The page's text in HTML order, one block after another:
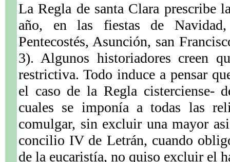
La Regla de santa Clara prescribe
año, en las fiestas de Navidad,
Pentecostés, Asunción, san
3). Algunos historiadores creen
restrictiva. Todo induce a pensar
el caso de la Regla cisterciense-
cuales se imponía a todas las
comulgar, sin excluir una mayor
concilio IV de Letrán, cuando
de la eucaristía, no quiso excluir el